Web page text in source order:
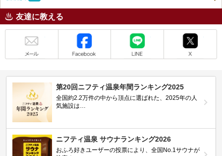
友達に教える
第20回ニフティ温泉年間ランキング2025
全国約2.2万件の中から頂点に選ばれた、2025年の人
気施設は…
ニフティ温泉 サウナランキング2026
おふろ好きユーザーの投票により、全国No.1サウナが